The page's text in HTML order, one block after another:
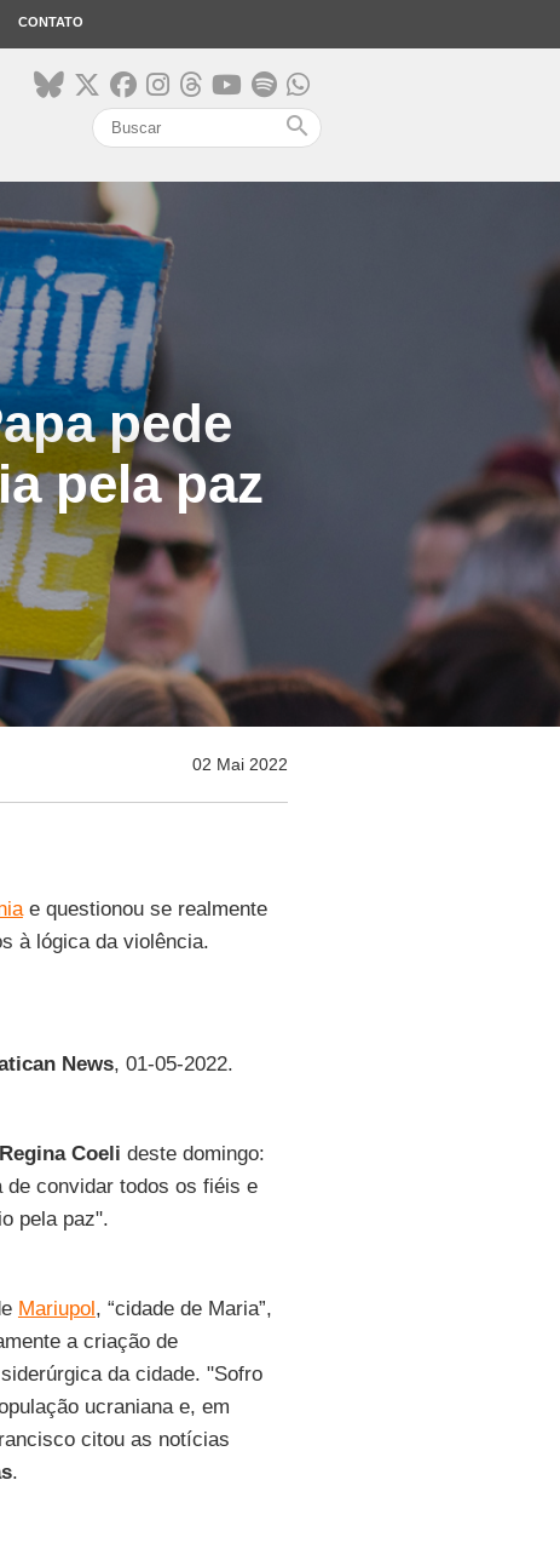
CONTATO
search
pede
pela paz
02 Mai 2022
e questionou se realmente
à lógica da violência.
News, 01-05-2022.
Regina Coeli deste domingo:
de convidar todos os fiéis e
pela paz".
Mariupol, “cidade de Maria”,
a criação de
da cidade. "Sofro
ucraniana e, em
citou as notícias
.